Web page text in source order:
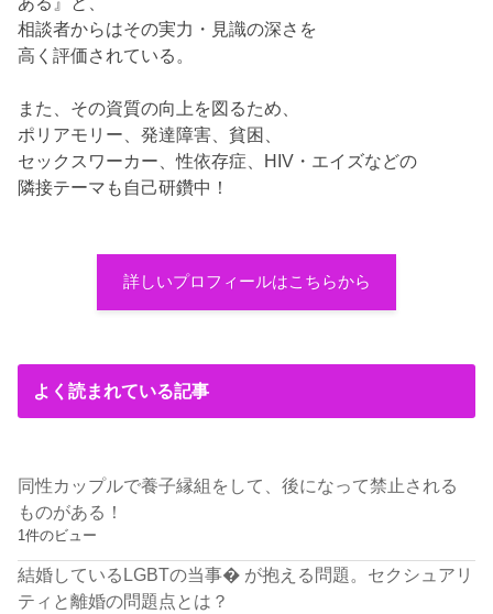
相談者からはその実力・見識の深さを
高く評価されている。
また、その資質の向上を図るため、
ポリアモリー、発達障害、貧困、
セックスワーカー、性依存症、HIV・エイズなどの
隣接テーマも自己研鑽中！
詳しいプロフィールはこちらから
よく読まれている記事
同性カップルで養子縁組をして、後になって禁止される
ものがある！
1件のビュー
結婚しているLGBTの当事� が抱える問題。セクシュアリ
ティと離婚の問題点とは？